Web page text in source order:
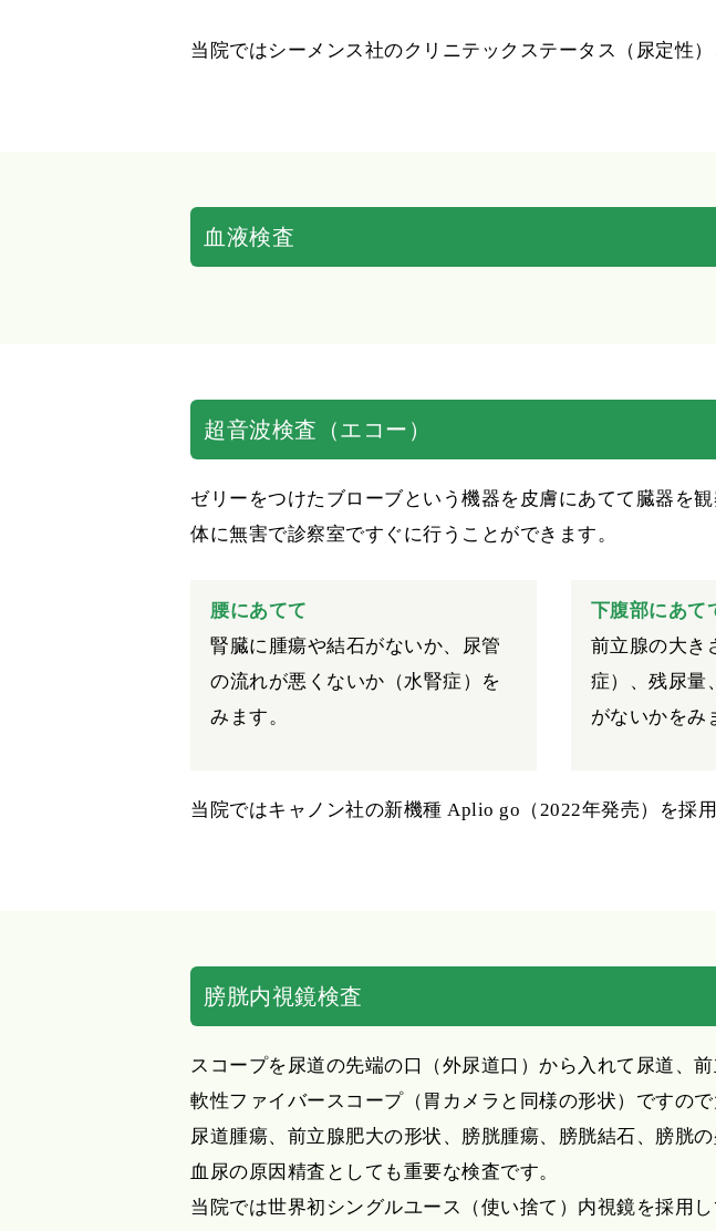
当院ではシーメンス社のクリニテックステータス（尿定性
血液検査
超音波検査（エコー）
ゼリーをつけたブローブという機器を皮膚にあてて臓器を観
体に無害で診察室ですぐに行うことができます。
腰にあてて
腎臓に腫瘍や結石がないか、尿管
の流れが悪くないか（水腎症）を
みます。
下腹部にあて
前立腺の大き
症）、残尿量
がないかをみ
当院ではキャノン社の新機種 Aplio go（2022年発売）を採用
膀胱内視鏡検査
スコープを尿道の先端の口（外尿道口）から入れて尿道、前
軟性ファイバースコープ（胃カメラと同様の形状）ですの
尿道腫瘍、前立腺肥大の形状、膀胱腫瘍、膀胱結石、膀胱
血尿の原因精査としても重要な検査です。
当院では世界初シングルユース（使い捨て）内視鏡を採用